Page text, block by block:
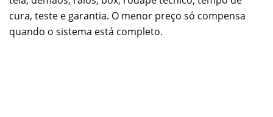
cura, teste e garantia. O menor preço só compensa
quando o sistema está completo.